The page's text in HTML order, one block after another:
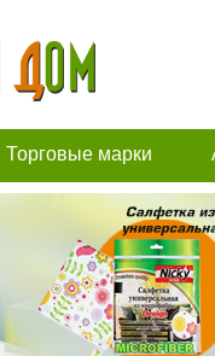
Торговые марки